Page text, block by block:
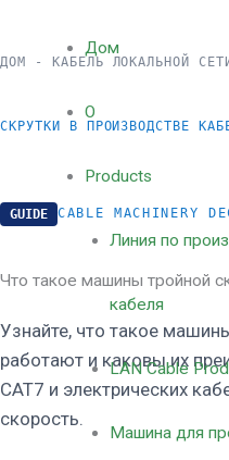
容
Дом
О
Products
Линия по
кабеля
LAN Cable
Машина для
ДОМ - КАБЕЛЬ ЛОКАЛЬНОЙ
СКРУТКИ В ПРОИЗВОДСТВЕ
GUIDE CABLE MACHINERY
Что такое машины тройной
Узнайте, что такое
работают и каковы их
CAT7 и электрических
скорость.